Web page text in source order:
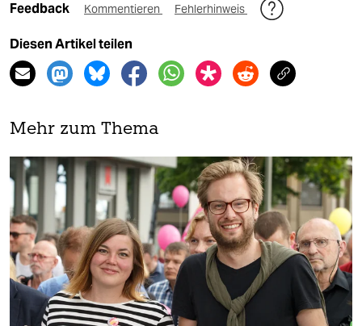
Feedback Kommentieren Fehlerhinweis
Diesen Artikel teilen
Mehr zum Thema